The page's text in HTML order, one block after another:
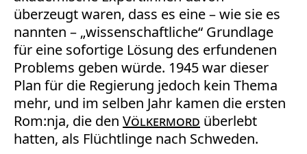
überzeugt waren, dass es eine – wie sie es
nannten – „wissenschaftliche“ Grundlage
für eine sofortige Lösung des erfundenen
Problems geben würde. 1945 war dieser
Plan für die Regierung jedoch kein Thema
mehr, und im selben Jahr kamen die ersten
Rom:nja, die den Völkermord überlebt
hatten, als Flüchtlinge nach Schweden.